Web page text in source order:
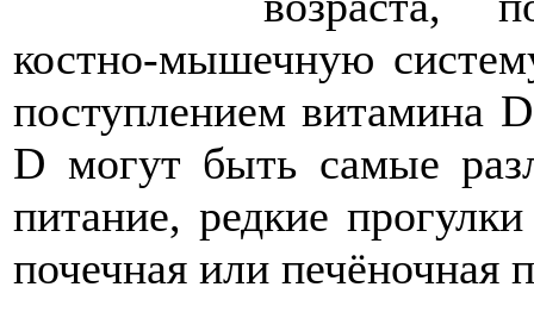
костно-мышечную
поступлением витамина
D могут быть самые
питание, редкие
почечная или печёночная